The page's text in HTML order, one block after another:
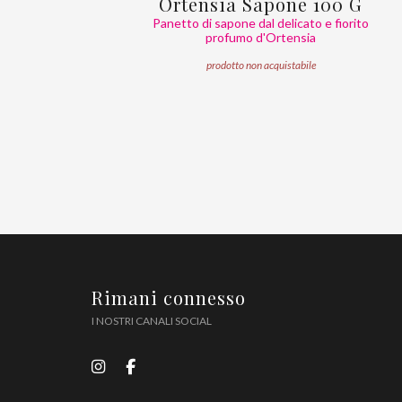
Panetto di sapone dal delicato e fiorito
profumo d'Ortensia
prodotto non acquistabile
Rimani connesso
I NOSTRI CANALI SOCIAL